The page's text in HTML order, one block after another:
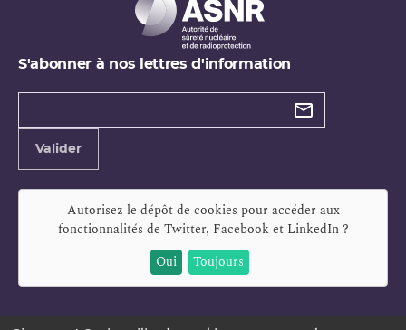
S'abonner à nos lettres d'information
Types de
Valider
Autorisez le dépôt de cookies pour accéder aux
fonctionnalités de Twitter, Facebook et LinkedIn?
Oui
Toujours